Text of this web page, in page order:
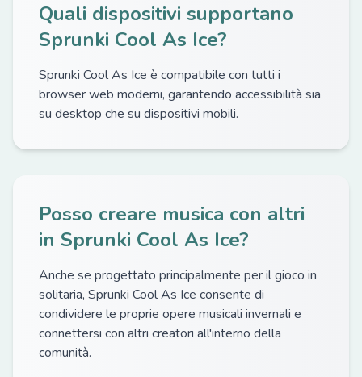
Quali dispositivi supportano
Sprunki Cool As Ice?
Sprunki Cool As Ice è compatibile con tutti i
browser web moderni, garantendo accessibilità sia
su desktop che su dispositivi mobili.
Posso creare musica con altri
in Sprunki Cool As Ice?
Anche se progettato principalmente per il gioco in
solitaria, Sprunki Cool As Ice consente di
condividere le proprie opere musicali invernali e
connettersi con altri creatori all'interno della
comunità.